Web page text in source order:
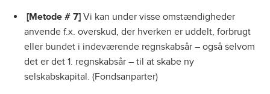
[Metode # 7] Vi kan under visse omstændigheder
anvende f.x. overskud, der hverken er uddelt, forbrugt
eller bundet i indeværende regnskabsår – også selvom
det er det 1. regnskabsår – til at skabe ny
selskabskapital. (Fondsanparter)